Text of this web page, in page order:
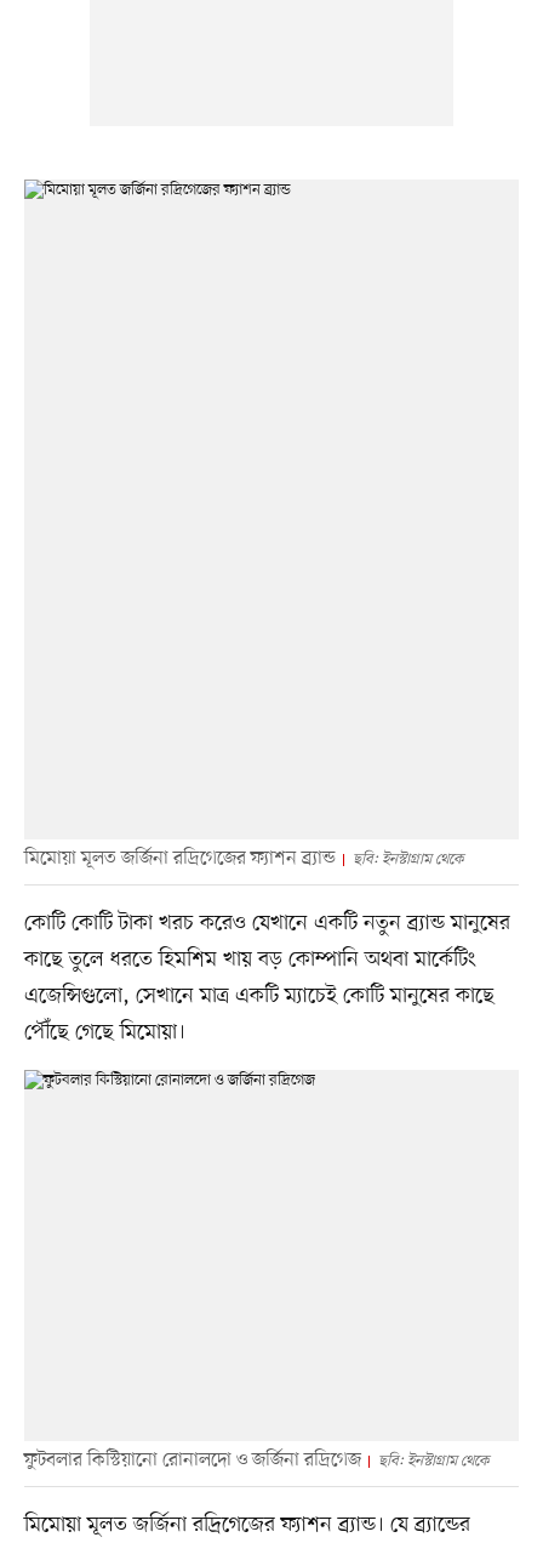
মিমোয়া মূলত জর্জিনা রদ্রিগেজের ফ্যাশন ব্র্যান্ড ছবি: ইনস্টাগ্রাম থেকে
কোটি কোটি টাকা খরচ করেও যেখানে একটি নতুন ব্র্যান্ড মানুষের
কাছে তুলে ধরতে হিমশিম খায় বড় কোম্পানি অথবা মার্কেটিং
এজেন্সিগুলো, সেখানে মাত্র একটি ম্যাচেই কোটি মানুষের কাছে
পৌঁছে গেছে মিমোয়া।
ফুটবলার কিস্টিয়ানো রোনালদো ও জর্জিনা রদ্রিগেজ ছবি: ইনস্টাগ্রাম থেকে
মিমোয়া মূলত জর্জিনা রদ্রিগেজের ফ্যাশন ব্র্যান্ড। যে ব্র্যান্ডের